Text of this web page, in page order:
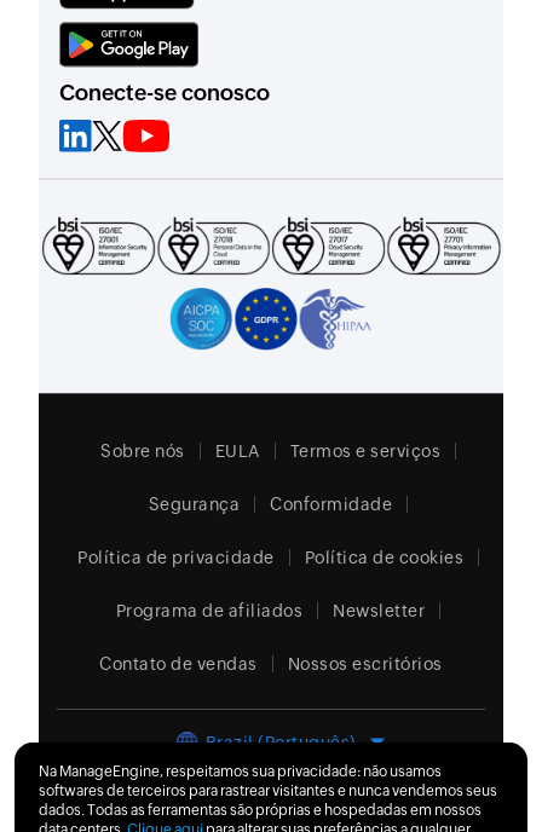
Conecte-se conosco
Sobre nós EULA Termos e serviços
Segurança Conformidade
Política de privacidade Política de cookies
Programa de afiliados Newsletter
Contato de vendas Nossos escritórios
Brazil (Português)
© 2026Zoho Corporation Pvt. Ltd.Todos os direitos
reservados.
Na ManageEngine, respeitamos sua privacidade: não usamos
softwares de terceiros para rastrear visitantes e nunca vendemos seus
dados. Todas as ferramentas são próprias e hospedadas em nossos